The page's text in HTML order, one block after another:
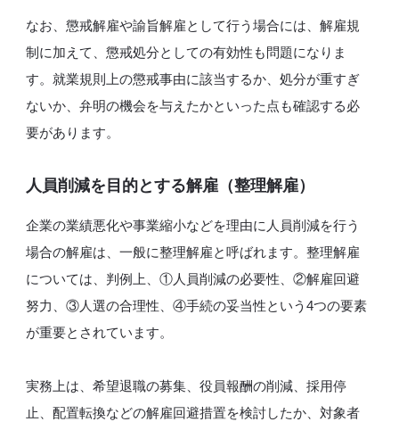
なお、懲戒解雇や諭旨解雇として行う場合には、解雇規
制に加えて、懲戒処分としての有効性も問題になりま
す。就業規則上の懲戒事由に該当するか、処分が重すぎ
ないか、弁明の機会を与えたかといった点も確認する必
要があります。
人員削減を目的とする解雇（整理解雇）
企業の業績悪化や事業縮小などを理由に人員削減を行う
場合の解雇は、一般に整理解雇と呼ばれます。整理解雇
については、判例上、①人員削減の必要性、②解雇回避
努力、③人選の合理性、④手続の妥当性という4つの要素
が重要とされています。
実務上は、希望退職の募集、役員報酬の削減、採用停
止、配置転換などの解雇回避措置を検討したか、対象者